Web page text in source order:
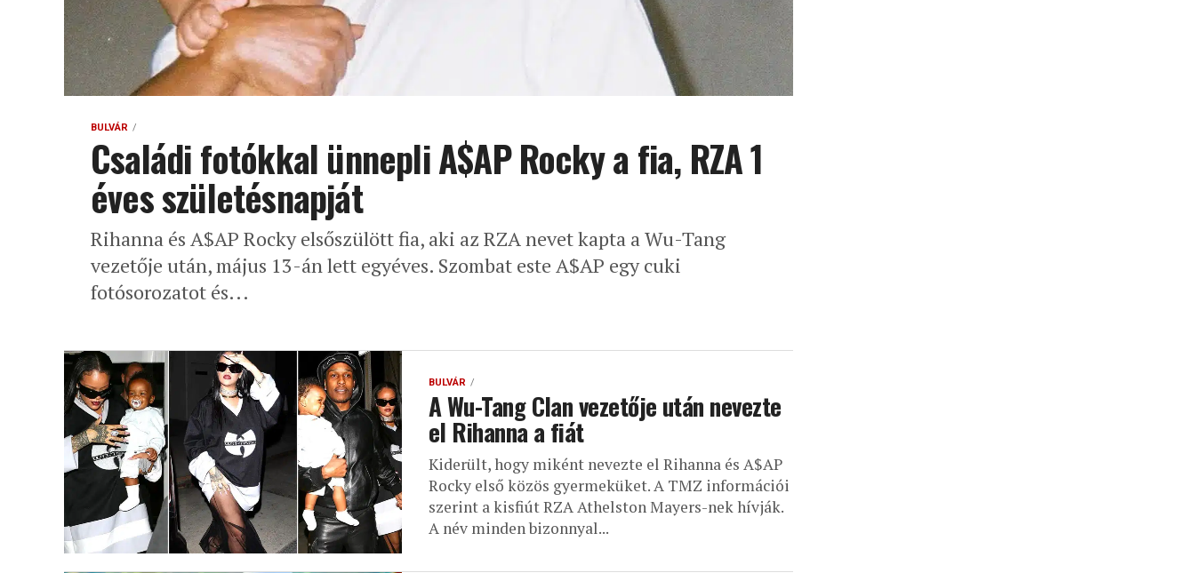
BULVÁR
Családi fotókkal ünnepli A$AP Rocky a fia, RZA 1
éves születésnapját
Rihanna és A$AP Rocky elsőszülött fia, aki az RZA nevet kapta a Wu-Tang
vezetője után, május 13-án lett egyéves. Szombat este A$AP egy cuki
fotósorozatot és...
BULVÁR
A Wu-Tang Clan vezetője után nevezte
el Rihanna a fiát
Kiderült, hogy miként nevezte el Rihanna és A$AP
Rocky első közös gyermeküket. A TMZ információi
szerint a kisfiút RZA Athelston Mayers-nek hívják.
A név minden bizonnyal...